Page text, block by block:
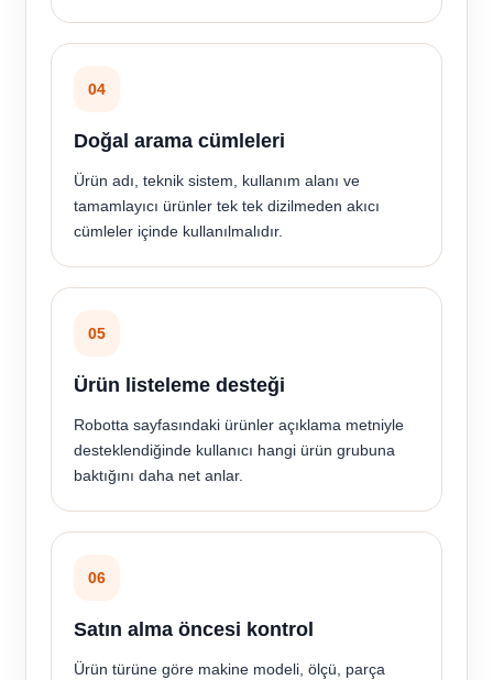
04
Doğal arama cümleleri
Ürün adı, teknik sistem, kullanım alanı ve
tamamlayıcı ürünler tek tek dizilmeden akıcı
cümleler içinde kullanılmalıdır.
05
Ürün listeleme desteği
Robotta sayfasındaki ürünler açıklama metniyle
desteklendiğinde kullanıcı hangi ürün grubuna
baktığını daha net anlar.
06
Satın alma öncesi kontrol
Ürün türüne göre makine modeli, ölçü, parça